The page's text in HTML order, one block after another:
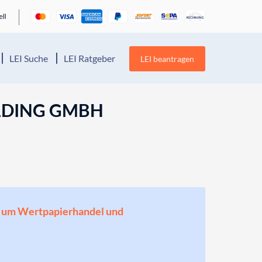
LEI Suche LEI Ratgeber LEI beantragen
GMBH
Wertpapierhandel und